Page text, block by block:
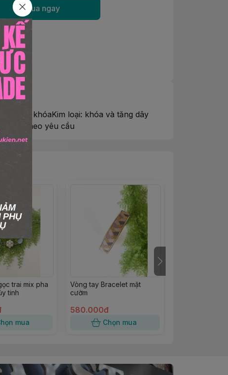
Mua ngay
tay, có khóaKim loại: khóa và tăng dây
size theo yêu cầu
trai mix pha
tinh
mua
Vòng tay Bracelet mặt
cườm
580.000đ
Chọn mua